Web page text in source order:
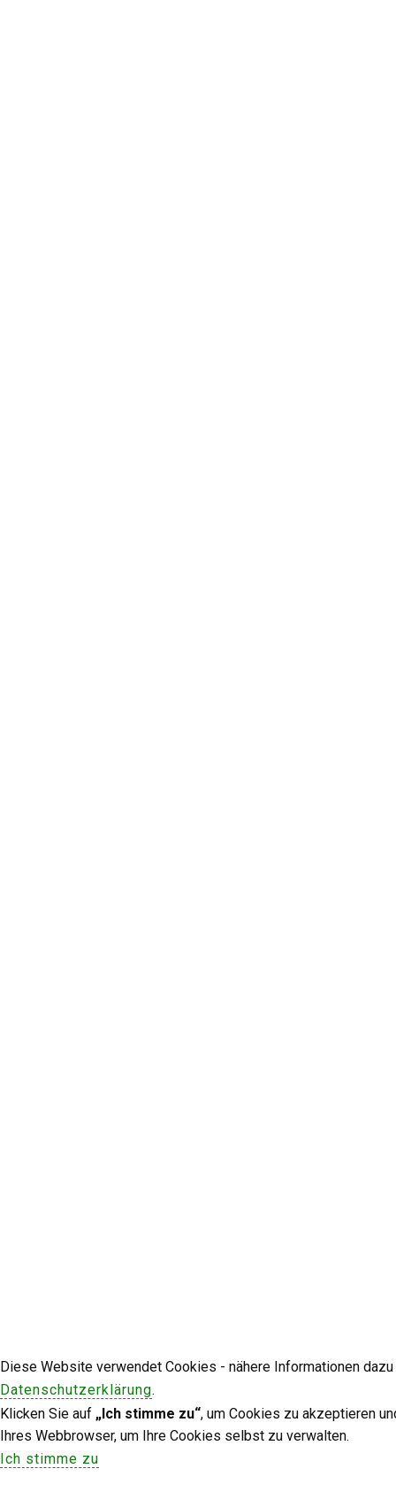
Diese Website verwendet Cookies - nähere Informationen
Datenschutzerklärung.
Klicken Sie auf „Ich stimme zu“, um Cookies zu akzeptieren
Ihres Webbrowser, um Ihre Cookies selbst zu verwalten.
Ich stimme zu